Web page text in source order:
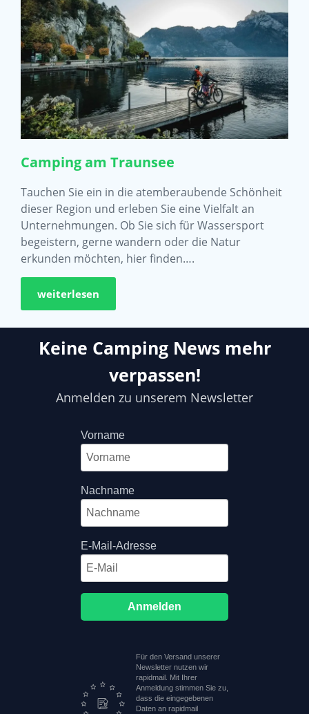
Camping am Traunsee
Tauchen Sie ein in die atemberaubende Schönheit
dieser Region und erleben Sie eine Vielfalt an
Unternehmungen. Ob Sie sich für Wassersport
begeistern, gerne wandern oder die Natur
erkunden möchten, hier finden….
weiterlesen
Keine Camping News mehr
verpassen!
Anmelden zu unserem Newsletter
Vorname
Nachname
E-Mail-Adresse
Anmelden
Für den Versand unserer
Newsletter nutzen wir
rapidmail. Mit Ihrer
Anmeldung stimmen Sie zu,
dass die eingegebenen
Daten an rapidmail